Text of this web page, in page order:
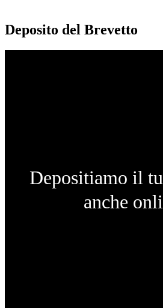
Deposito del Brevetto
Depositiamo il
anche